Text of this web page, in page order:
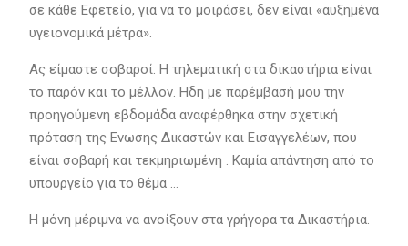
σε κάθε Εφετείο, για να το μοιράσει, δεν είναι «αυξημένα
υγειονομικά μέτρα».
Ας είμαστε σοβαροί. Η τηλεματική στα δικαστήρια είναι
το παρόν και το μέλλον. Ηδη με παρέμβασή μου την
προηγούμενη εβδομάδα αναφέρθηκα στην σχετική
πρόταση της Ενωσης Δικαστών και Εισαγγελέων, που
είναι σοβαρή και τεκμηριωμένη . Καμία απάντηση από το
υπουργείο για το θέμα …
Η μόνη μέριμνα να ανοίξουν στα γρήγορα τα Δικαστήρια.